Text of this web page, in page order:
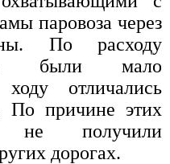
паровоза через
По расходу
были мало
отличались
По причине этих
не получили
дорогах.